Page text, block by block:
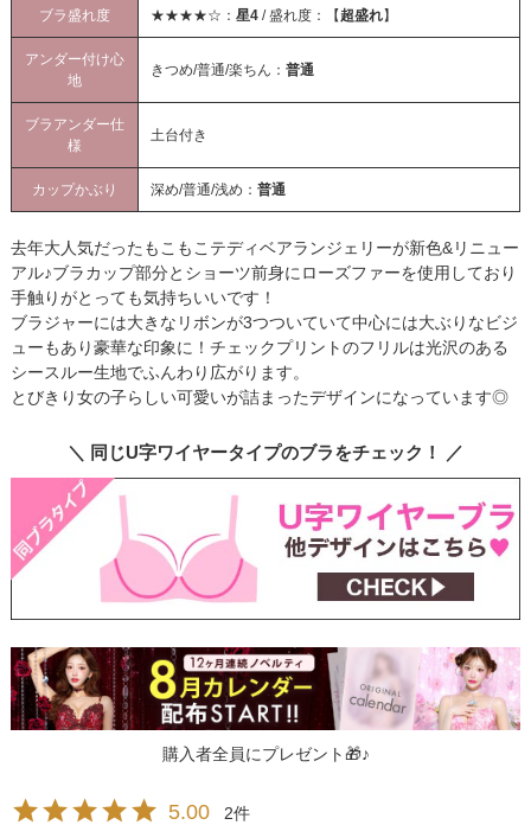
ブラ盛れ度 ★★★★☆： 星4/ 盛れ度：【超盛れ】
アンダー付け心
地
きつめ/普通/楽ちん： 普通
ブラアンダー仕
様
土台付き
カップかぶり 深め/普通/浅め： 普通
去年大人気だったもこもこテディベアランジェリーが新色&リニュー
アル♪ブラカップ部分とショーツ前身にローズファーを使用しており
手触りがとっても気持ちいいです！
ブラジャーには大きなリボンが3つついていて中心には大ぶりなビジ
ューもあり豪華な印象に！チェックプリントのフリルは光沢のある
シースルー生地でふんわり広がります。
とびきり女の子らしい可愛いが詰まったデザインになっています◎
＼ 同じU字ワイヤータイプのブラをチェック！ ／
購入者全員にプレゼント🎁♪
5.00 2